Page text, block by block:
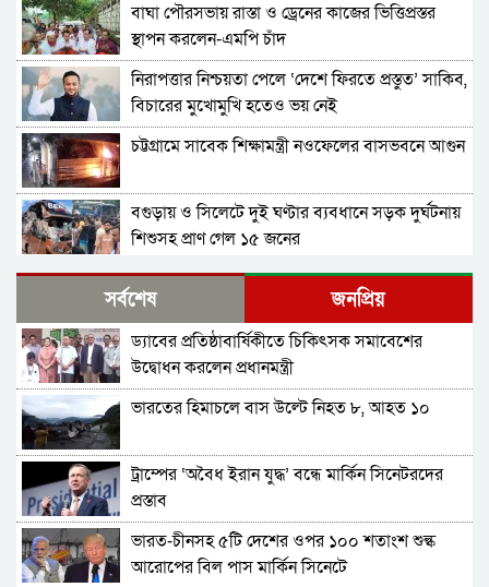
বাঘা পৌরসভায় রাস্তা ও ড্রেনের কাজের ভিত্তিপ্রস্তর
স্থাপন করলেন-এমপি চাঁদ
নিরাপত্তার নিশ্চয়তা পেলে ‘দেশে ফিরতে প্রস্তুত’ সাকিব,
বিচারের মুখোমুখি হতেও ভয় নেই
চট্টগ্রামে সাবেক শিক্ষামন্ত্রী নওফেলের বাসভবনে আগুন
বগুড়ায় ও সিলেটে দুই ঘণ্টার ব্যবধানে সড়ক দুর্ঘটনায়
শিশুসহ প্রাণ গেল ১৫ জনের
ঢাকায় বাসভবনে অগ্নিকাণ্ড, স্ত্রীসহ হাসপাতালে ভর্তি
পাকিস্তান হাইকমিশনার
আওয়ামী লীগ আমাদের শত্রু নয়, অচিরেই আওয়ামী
লীগ বিএনপির সঙ্গে মিশে যাবে: সংসদ সদস্য নাছির
শহীদ আহসান জুলাই যোদ্ধা নন—দাবি বিএনপি নেতার,
সাকিব আল হাসানের বাড়িতে পেট্রোল ঢেলে আগুন
দেওয়ার চেষ্টা, ভাঙচুর
গাজীপুর-৫ আসনের সাবেক এমপি আখতারুজ্জামান
গ্রেপ্তার
সর্বশেষ জনপ্রিয়
ড্যাবের প্রতিষ্ঠাবার্ষিকীতে চিকিৎসক সমাবেশের
উদ্বোধন করলেন প্রধানমন্ত্রী
ভারতের হিমাচলে বাস উল্টে নিহত ৮, আহত ১০
ট্রাম্পের ‘অবৈধ ইরান যুদ্ধ’ বন্ধে মার্কিন সিনেটরদের
প্রস্তাব
ভারত-চীনসহ ৫টি দেশের ওপর ১০০ শতাংশ শুল্ক
আরোপের বিল পাস মার্কিন সিনেটে